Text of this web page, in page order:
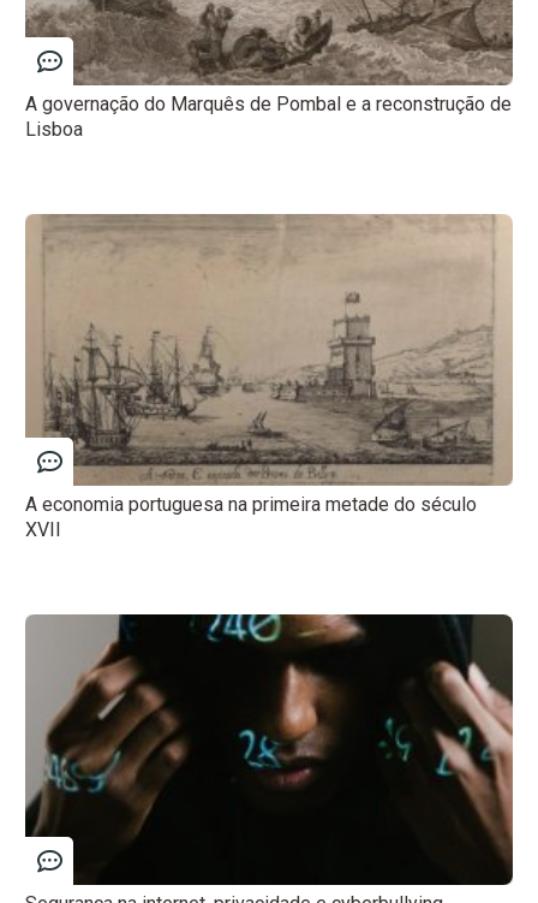
A governação do Marquês de Pombal e a reconstrução de
Lisboa
A economia portuguesa na primeira metade do século
XVII